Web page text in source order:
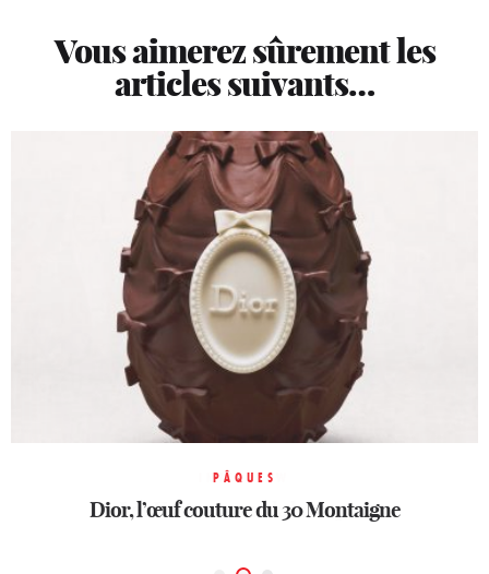
Vous aimerez sûrement les
articles suivants…
PÂQUES
Dior, l’œuf couture du 30 Montaigne
INTERVIEW
Les Kretz cassent la baraque !
MODE FÉMININE
Monogram Louis Vuittonune icône française